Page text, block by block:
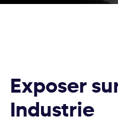
Exposer
Industrie